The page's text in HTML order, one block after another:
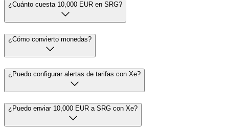
¿Cuánto cuesta 10,000 EUR en SRG?
¿Cómo convierto monedas?
¿Puedo configurar alertas de tarifas con Xe?
¿Puedo enviar 10,000 EUR a SRG con Xe?